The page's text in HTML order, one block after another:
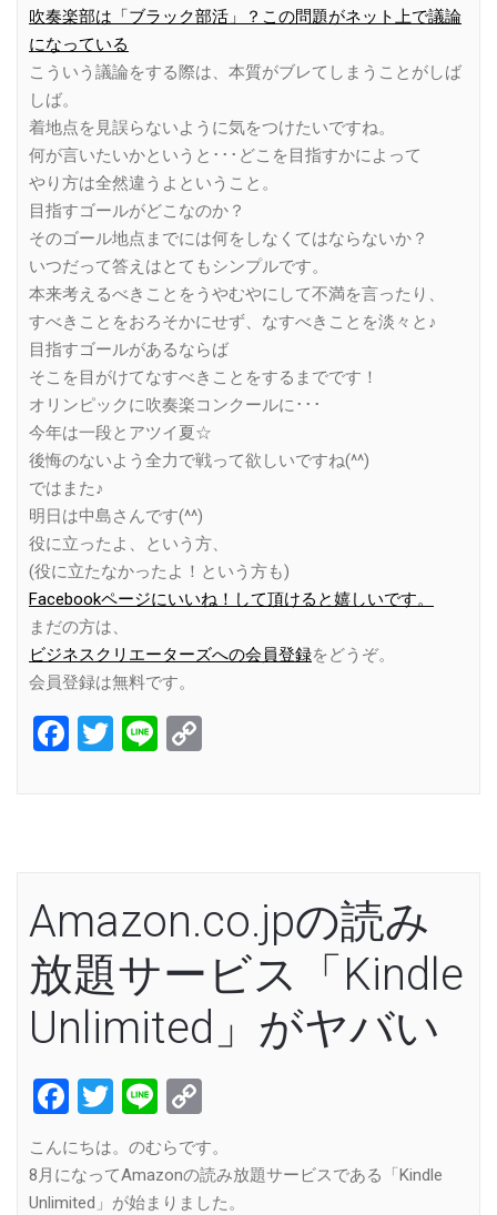
吹奏楽部は「ブラック部活」？この問題がネット上で議論
になっている
こういう議論をする際は、本質がブレてしまうことがしば
しば。
着地点を見誤らないように気をつけたいですね。
何が言いたいかというと･･･どこを目指すかによって
やり方は全然違うよということ。
目指すゴールがどこなのか？
そのゴール地点までには何をしなくてはならないか？
いつだって答えはとてもシンプルです。
本来考えるべきことをうやむやにして不満を言ったり、
すべきことをおろそかにせず、なすべきことを淡々と♪
目指すゴールがあるならば
そこを目がけてなすべきことをするまでです！
オリンピックに吹奏楽コンクールに･･･
今年は一段とアツイ夏☆
後悔のないよう全力で戦って欲しいですね(^^)
ではまた♪
明日は中島さんです(^^)
役に立ったよ、という方、
(役に立たなかったよ！という方も)
Facebookページにいいね！して頂けると嬉しいです。
まだの方は、
ビジネスクリエーターズへの会員登録をどうぞ。
会員登録は無料です。
Facebook
Twitter
Line
Amazon.co.jpの読み
放題サービス「Kindle
Unlimited」がヤバい
Facebook
Twitter
Line
Link
こんにちは。のむらです。
8月になってAmazonの読み放題サービスである「Kindle
Unlimited」が始まりました。